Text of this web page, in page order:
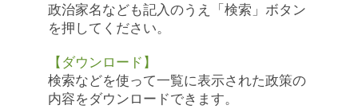
政治家名なども記入のうえ「検索」ボタン
を押してください。
【ダウンロード】
検索などを使って一覧に表示された政策の
内容をダウンロードできます。